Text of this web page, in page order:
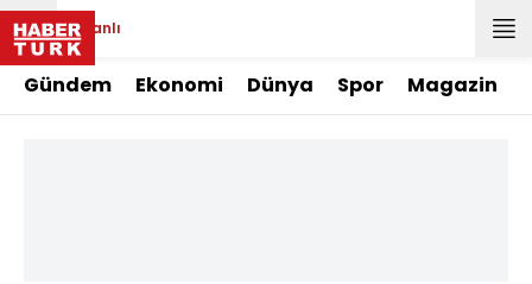
Canlı
Gündem Ekonomi Dünya Spor Magazin